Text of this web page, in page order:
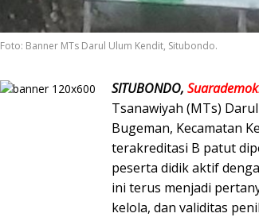
Foto: Banner MTs Darul Ulum Kendit, Situbondo.
SITUBONDO,
Tsanawiyah (MTs)
Bugeman, Kecamatan
terakreditasi B patut
peserta didik aktif
ini terus menjadi
kelola, dan validitas